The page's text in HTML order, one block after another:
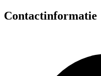
Contactinformatie